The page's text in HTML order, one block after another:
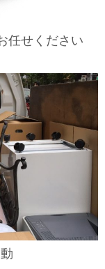
任せください